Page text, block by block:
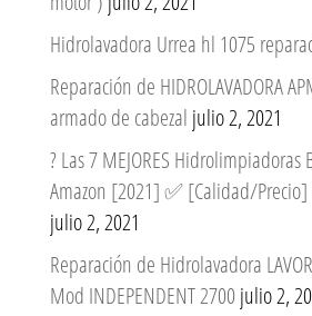
Hidrolavadora Urrea hl 1075
Reparación de HIDROLAVADORA
armado de cabezal julio 2, 2021
? Las 7 MEJORES Hidrolimpiadoras
Amazon [2021] ✅ [Calidad/
julio 2, 2021
Reparación de Hidrolavadora
Mod INDEPENDENT 2700 julio 2,